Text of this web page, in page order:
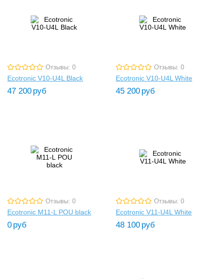
Отзывы: 0
Ecotronic V10-U4L Black
47 200 руб
Отзывы: 0
Ecotronic V10-U4L White
45 200 руб
Отзывы: 0
Ecotronic M11-L POU black
0 руб
Отзывы: 0
Ecotronic V11-U4L White
48 100 руб